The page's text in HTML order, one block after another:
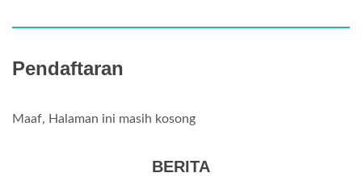
Pendaftaran
Maaf, Halaman ini masih kosong
BERITA